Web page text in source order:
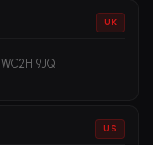
UK
9JQ
US